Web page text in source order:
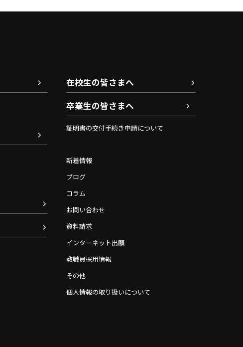
在校生の皆さまへ
卒業生の皆さまへ
証明書の交付手続き申請について
新着情報
ブログ
コラム
お問い合わせ
資料請求
インターネット出願
教職員採用情報
その他
個人情報の取り扱いについて